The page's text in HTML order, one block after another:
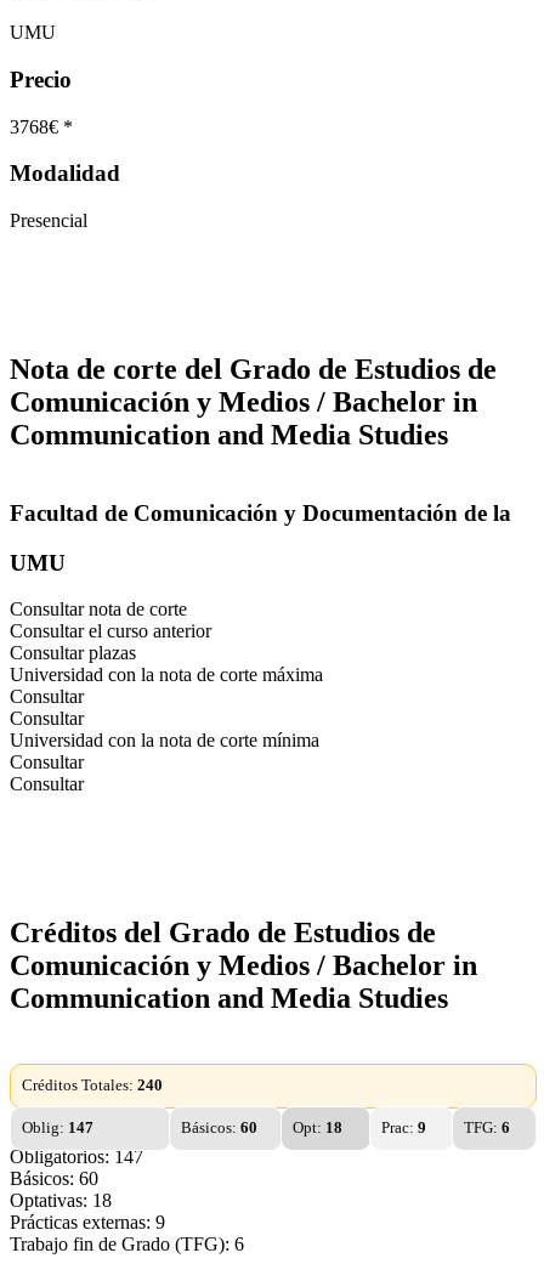
UMU
Precio
3768€ *
Modalidad
Presencial
Nota de corte del Grado de Estudios de
Comunicación y Medios / Bachelor in
Communication and Media Studies
Facultad de Comunicación y Documentación de la
UMU
Consultar nota de corte
Consultar el curso anterior
Consultar plazas
Universidad con la nota de corte máxima
Consultar
Consultar
Universidad con la nota de corte mínima
Consultar
Consultar
Créditos del Grado de Estudios de
Comunicación y Medios / Bachelor in
Communication and Media Studies
Créditos Totales: 240
Oblig: 147 Básicos: 60 Opt: 18 Prac: 9 TFG:6
Obligatorios: 147
Básicos: 60
Optativas: 18
Prácticas externas: 9
Trabajo fin de Grado (TFG): 6